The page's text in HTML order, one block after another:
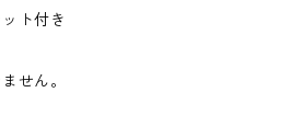
ト付き
せん。